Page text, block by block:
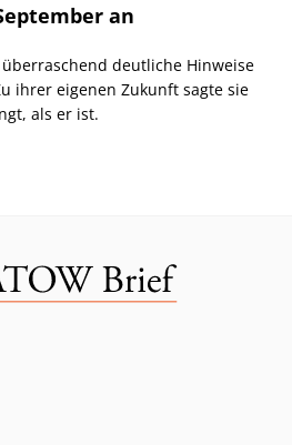
an
deutliche Hinweise
ihrer eigenen Zukunft sagte sie
als er ist.